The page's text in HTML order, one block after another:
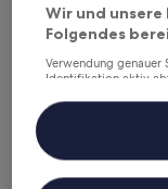
Guest House
Wir und
Folgendes
Verwendung genauer
Identifikation aktiv
Inhalte, Messung von
Liste der Partner